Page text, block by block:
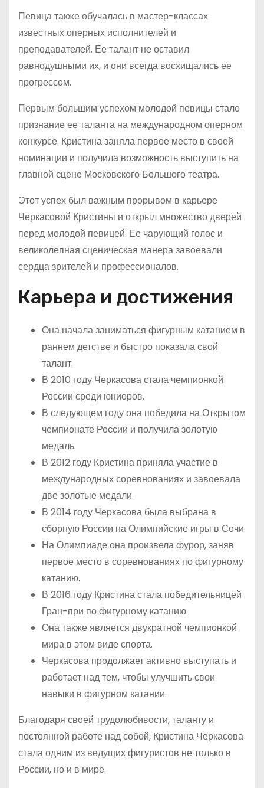
Певица также обучалась в мастер-классах
известных оперных исполнителей и
преподавателей. Ее талант не оставил
равнодушными их, и они всегда восхищались ее
прогрессом.
Первым большим успехом молодой певицы стало
признание ее таланта на международном оперном
конкурсе. Кристина заняла первое место в своей
номинации и получила возможность выступить на
главной сцене Московского Большого театра.
Этот успех был важным прорывом в карьере
Черкасовой Кристины и открыл множество дверей
перед молодой певицей. Ее чарующий голос и
великолепная сценическая манера завоевали
сердца зрителей и профессионалов.
Карьера и достижения
Она начала заниматься фигурным катанием в
раннем детстве и быстро показала свой
талант.
В 2010 году Черкасова стала чемпионкой
России среди юниоров.
В следующем году она победила на Открытом
чемпионате России и получила золотую
медаль.
В 2012 году Кристина приняла участие в
международных соревнованиях и завоевала
две золотые медали.
В 2014 году Черкасова была выбрана в
сборную России на Олимпийские игры в Сочи.
На Олимпиаде она произвела фурор, заняв
первое место в соревнованиях по фигурному
катанию.
В 2016 году Кристина стала победительницей
Гран-при по фигурному катанию.
Она также является двукратной чемпионкой
мира в этом виде спорта.
Черкасова продолжает активно выступать и
работает над тем, чтобы улучшить свои
навыки в фигурном катании.
Благодаря своей трудолюбивости, таланту и
постоянной работе над собой, Кристина Черкасова
стала одним из ведущих фигуристов не только в
России, но и в мире.